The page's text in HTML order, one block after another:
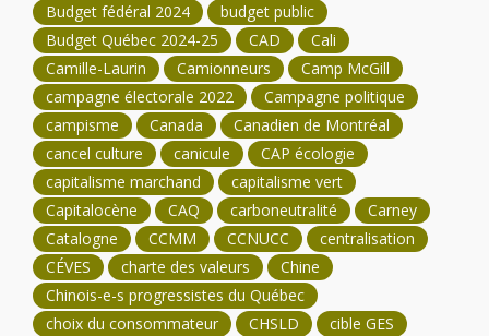
Budget fédéral 2024
budget public
Budget Québec 2024-25
CAD
Cali
Camille-Laurin
Camionneurs
Camp McGill
campagne électorale 2022
Campagne politique
campisme
Canada
Canadien de Montréal
cancel culture
canicule
CAP écologie
capitalisme marchand
capitalisme vert
Capitalocène
CAQ carboneutralité
Carney
Catalogne
CCMM CCNUCC
centralisation
CÉVES
charte des valeurs
Chine
Chinois-e-s progressistes du Québec
choix du consommateur
CHSLD
cible GES